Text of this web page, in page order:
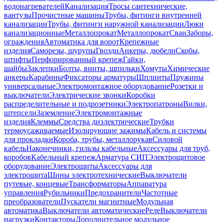
водонагревателейКанализацияТросы сантехнические,
вантузыПрочистные машиныТрубы, фитинги внутренней
канализацииТрубы, фитинги наружной канализацииЛюки
канализационныеМеталлопрокатМеталлопрокатСваиЗаборы,
огражденияАвтоматика для воротКрепежные
изделияСаморезы, шурупыГвоздиАнкеры, дюбелиСкобы,
штифтыПерфорированный крепежГайки,
шайбыЗаклепкиБолты, винты, шпилькиХомутыХимические
анкерыКарабиныФиксаторы арматурыШплинтыПружины
универсальныеЭлектромонтажное оборудованиеРозетки и
выключателиЭлектрические звонкиКоробки
распределительные и подрозетникиЭлектропатроныВилки,
штепселиЗаземлениеЭлектромонтажные
изделияКлеммыСредства диэлектрическиеТрубки
термоусаживаемыеИзолирующие зажимыКабель и системы
для прокладкиКороба, трубы, металлорукавСиловой
кабельНаконечники, гильзы кабельныеАксессуары для труб,
коробовКабельный крепежАрматура СИПЭлектрощитовое
оборудованиеЭлектрощитыАксессуары для
электрощитаШины электротехническиеВыключатели
путевые, концевыеТрансформаторыАппаратура
управленияРубильникиПредохранителиЧастотные
преобразователиПускатели магнитныеМодульная
автоматикаВыключатели автоматическиеРелеВыключатели
нагрузкиКонтакторыДополнительное модульное